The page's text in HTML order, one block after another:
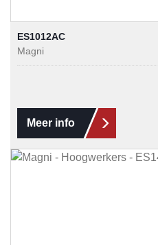
ES1012AC
Magni
Meer info